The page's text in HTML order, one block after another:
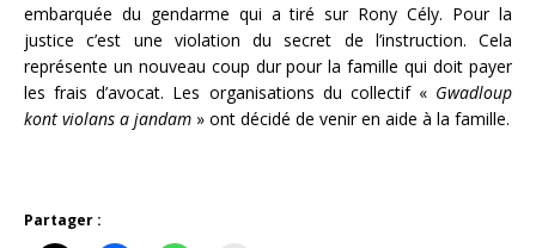
embarquée du gendarme qui a tiré sur Rony Cély. Pour la
justice c’est une violation du secret de l’instruction. Cela
représente un nouveau coup dur pour la famille qui doit payer
les frais d’avocat. Les organisations du collectif « Gwadloup
kont violans a jandam » ont décidé de venir en aide à la famille.
Partager :